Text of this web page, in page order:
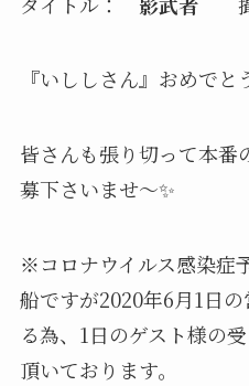
『いししさん』 おめでと
皆さんも張り切って本番
募下さいませ〜✨
※コロナウイルス感染症
船ですが2020年6月1日
る為、1日のゲスト様の
頂いております。